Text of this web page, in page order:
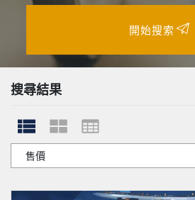
開始搜索
搜尋結果